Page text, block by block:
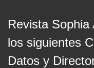
Revista
los siguientes
Datos y